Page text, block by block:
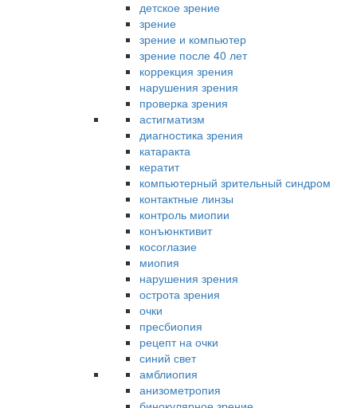
детское зрение
зрение
зрение и компьютер
зрение после 40 лет
коррекция зрения
нарушения зрения
проверка зрения
астигматизм
диагностика зрения
катаракта
кератит
компьютерный зрительный синдром
контактные линзы
контроль миопии
конъюнктивит
косоглазие
миопия
нарушения зрения
острота зрения
очки
пресбиопия
рецепт на очки
синий свет
амблиопия
анизометропия